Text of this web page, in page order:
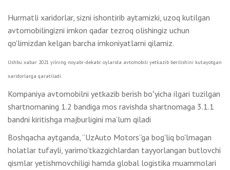
Hurmatli xaridorlar, sizni ishontirib aytamizki, uzoq kutilgan
avtomobilingizni imkon qadar tezroq olishingiz uchun
qo'limizdan kelgan barcha imkoniyatlarni qilamiz.
Ushbu xabar 2021 yilning noyabr-dekabr oylarida avtomobili yetkazib berilishini kutayotgan
xaridorlarga qaratiladi.
Kompaniya avtomobilni yetkazib berish boʻyicha ilgari tuzilgan
shartnomaning 1.2 bandiga mos ravishda shartnomaga 3.1.1
bandni kiritishga majburligini ma’lum qiladi
Boshqacha aytganda, “UzAuto Motors”ga bog'liq bo'lmagan
holatlar tufayli, yarimo'tkazgichlardan tayyorlangan butlovchi
qismlar yetishmovchiligi hamda global logistika muammolari